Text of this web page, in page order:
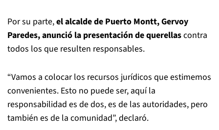
Por su parte,el alcalde de Puerto Montt, Gervoy
Paredes, anunció la presentación de querellascontra
todos los que resulten responsables.
“Vamos a colocar los recursos jurídicos que estimemos
convenientes. Esto no puede ser, aquí la
responsabilidad es de dos, es de las autoridades, pero
también es de la comunidad”, declaró.